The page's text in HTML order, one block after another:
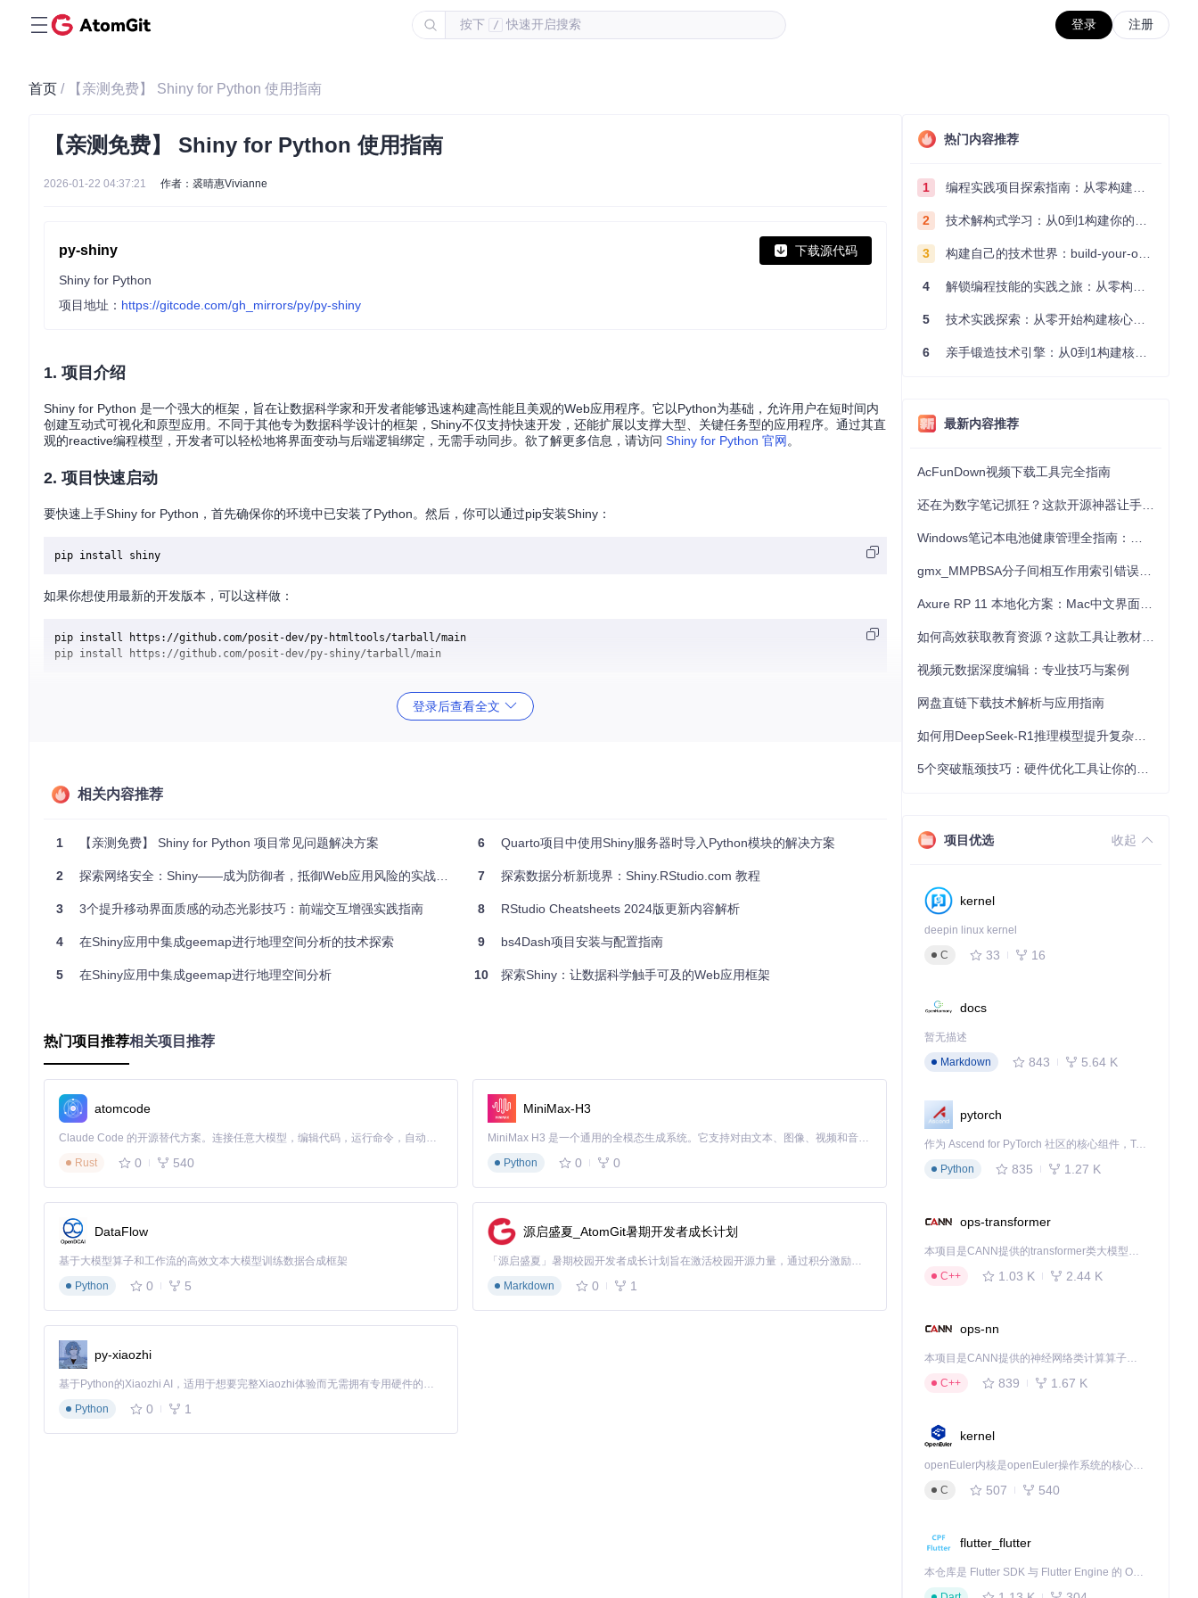
按下 / 快速开启搜索 登录 注册
首页 / 【亲测免费】 Shiny for Python 使用指南
【亲测免费】 Shiny for Python 使用指南
2026-01-22 04:37:21 作者：裘晴惠Vivianne
py-shiny 下载源代码
Shiny for Python
项目地址： https://gitcode.com/gh_mirrors/py/py-shiny
1. 项目介绍
Shiny for Python 是一个强大的框架，旨在让数据科学家和开发者能够迅速构建高性能且美观的Web应用程序。它以Python为基础，允许用户在短时间内
创建互动式可视化和原型应用。不同于其他专为数据科学设计的框架，Shiny不仅支持快速开发，还能扩展以支撑大型、关键任务型的应用程序。通过其直
观的reactive编程模型，开发者可以轻松地将界面变动与后端逻辑绑定，无需手动同步。欲了解更多信息，请访问 Shiny for Python 官网 。
2. 项目快速启动
要快速上手Shiny for Python，首先确保你的环境中已安装了Python。然后，你可以通过pip安装Shiny：
如果你想使用最新的开发版本，可以这样做：
pip install https://github.com/posit-dev/py-htmltools/tarball/main
命令，并选择模板：
使用模块化开发策略来组织大型应用。
示例代码展示基本的Shiny应用结构：
import
shinyswatch
def ui():
        shinyswatch.themeyeti(),
        shiny.markdown(
"Hello, Shiny for Python!")
    )
def server(input
if __name__ == "__main__"
4. 典型生态项目
虽然具体列举每个生态项目超出了本文档的范围，但值得注意的是，Shiny for Python的生态系统围绕着数据处理、可视化和Web应用部署而展开。例如，
o），以及新兴的Shinylive和Hugging Face社区，为应用找到免费的部署方案，这些服务构成了其生态的重要部分。
登录后查看全文
相关内容推荐
1 【亲测免费】 Shiny for Python 项目常见问题解决方案
2 探索网络安全：Shiny——成为防御者，抵御Web应用风险的实战指南
3 3个提升移动界面质感的动态光影技巧：前端交互增强实践指南
4 在Shiny应用中集成geemap进行地理空间分析的技术探索
5 在Shiny应用中集成geemap进行地理空间分析
6 Quarto项目中使用Shiny服务器时导入Python模块的解决方案
7 探索数据分析新境界：Shiny.RStudio.com 教程
8 RStudio Cheatsheets 2024版更新内容解析
9 bs4Dash项目安装与配置指南
10 探索Shiny：让数据科学触手可及的Web应用框架
热门项目推荐相关项目推荐
atomcode
Claude Code 的开源替代方案。连接任意大模型，编辑代码，运行命令，自动验证 — 全自动执行。用 Rust 构建，极致性能。 ｜ An open-source alternative to Claude Code. Connect any LLM, edit code, run commands, and verify changes — autonomously. Built in Rust for speed. Get Started
Rust
0 540
MiniMax-H3
MiniMax H3 是一个通用的全模态生成系统。它支持对由文本、图像、视频和音频组成的多模态上下文进行统一理解，并能生成分辨率高达 2K、时长可达 15 秒的带原生立体声音频的视频。得益于面向任务泛化的系统设计，H3 在预训练阶段就已具备广泛的多模态上下文理解与生成能力，能够出色地执行复杂的多模态指令。
Python
0 0
DataFlow
基于大模型算子和工作流的高效文本大模型训练数据合成框架
Python
0 5
源启盛夏_AtomGit暑期开发者成长计划
「源启盛夏」暑期校园开发者成长计划旨在激活校园开源力量，通过积分激励、认证扶持、资源倾斜等形式，引导高校组织和开发者完成「入驻 — 建项目 — 做贡献 — 获认证 — 得资源」的完整闭环。无论你是想带领社团入驻平台的组织者，还是希望用代码贡献证明自己的开发者，都能在这里找到属于你的成长路径。
Markdown
0 1
py-xiaozhi
基于Python的Xiaozhi AI，适用于想要完整Xiaozhi体验而无需拥有专用硬件的用户。
Python
0 1
热门内容推荐
1 编程实践项目探索指南：从零构建技术能力体系
2 技术解构式学习：从0到1构建你的编程知识体系
3 构建自己的技术世界：build-your-own-x项目的实践探索指南
4 解锁编程技能的实践之旅：从零构建你的技术世界
5 技术实践探索：从零开始构建核心系统的实践指南
6 亲手锻造技术引擎：从0到1构建核心系统的实践指南
最新内容推荐
AcFunDown视频下载工具完全指南
视频元数据深度编辑：专业技巧与案例
网盘直链下载技术解析与应用指南
项目优选 收起
kernel
deepin linux kernel
C
33 16
docs
暂无描述
Markdown
843 5.64 K
pytorch
作为 Ascend for PyTorch 社区的核心组件，TorchNPU 是昇腾专为 PyTorch 打造的深度学习适配插件，使 PyTorch 框架能够直接调用昇腾 NPU，为开发者提供昇腾 AI 处理器的超强算力。
Python
835 1.27 K
ops-transformer
本项目是CANN提供的transformer类大模型算子库，实现网络在NPU上加速计算。
C++
1.03 K 2.44 K
ops-nn
本项目是CANN提供的神经网络类计算算子库，实现网络在NPU上加速计算。
C++
839 1.67 K
kernel
openEuler内核是openEuler操作系统的核心，既是系统性能与稳定性的基石，也是连接处理器、设备与服务的桥梁。
C
507 540
flutter_flutter
本仓库是 Flutter SDK 与 Flutter Engine 的 OpenHarmony 适配版本，由 CPF-Flutter 团队维护。开发者可使用熟悉的 Flutter 技术栈开发 OpenHarmony 应用，3.35.7 及以后的适配版本可基于本仓库源码构建支持 OpenHarmony 的 Flutter Engine。